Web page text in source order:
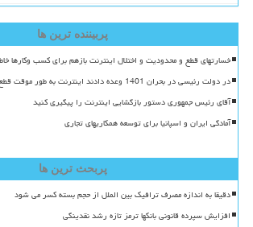
پربیننده ترین ها
خسارتهای قطع و محدودیت و اختلال اینترنت بازهم برای کسب وکارها
در دولت رئیسی در بحران 1401 وعده دادند اینترنت به طور موقت قطع می شود اما ماندگار شد
آقای رئیس جمهوری دستور بازگشایی اینترنت را پیگیری کنید
آمادگی ایران و اسپانیا برای توسعه همکاریهای تجاری
پربحث ترین ها
دقیقا به اندازه مصرف ترافیک بین الملل از حجم بسته کسر می شود
افزایش سپرده قانونی بانکها ترمز تازه رشد نقدینگی